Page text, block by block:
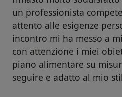
un professionista
attento alle esigenze
incontro mi ha messo a
con attenzione i miei
piano alimentare su
seguire e adatto al mio